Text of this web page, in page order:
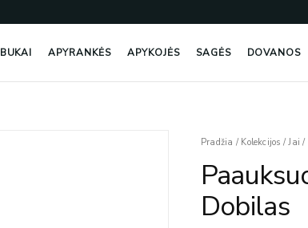
APYRANKĖS APYKOJĖS SAGĖS DOVANOS
Pradžia / Kolekcijos / Jai /
Dobilas
was: